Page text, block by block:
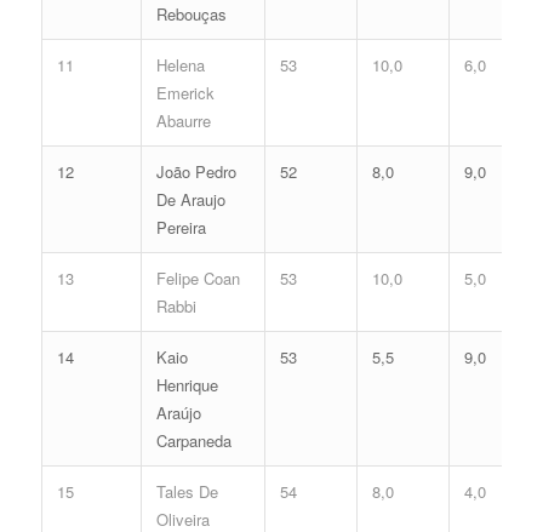
Rebouças
11
Helena
Emerick
Abaurre
53 10,0 6,0
12
João Pedro
De Araujo
Pereira
52 8,0 9,0
13
Felipe Coan
Rabbi
53 10,0 5,0
14
Kaio
Henrique
Araújo
Carpaneda
53 5,5 9,0
15
Tales De
Oliveira
54 8,0 4,0